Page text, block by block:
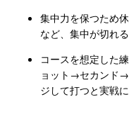
集中力を保つため
など、集中が切れ
コースを想定した
ョット→セカンド→
ジして打つと実戦